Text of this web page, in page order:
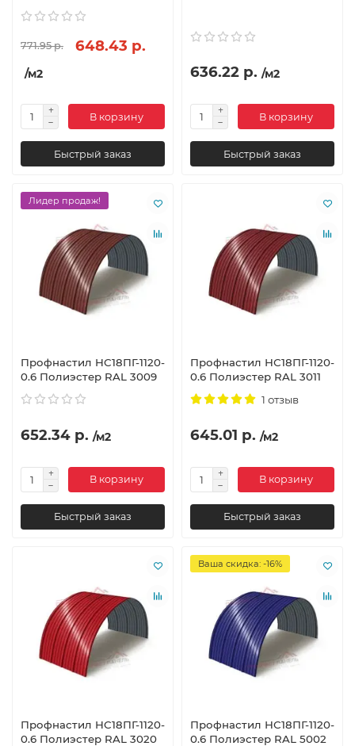
771.95 р. 648.43 р.
/м2
В корзину
Быстрый заказ
636.22 р. /м2
В корзину
Быстрый заказ
Лидер продаж!
Профнастил НС18ПГ-1120-
0.6 Полиэстер RAL 3009
652.34 р. /м2
В корзину
Быстрый заказ
Профнастил НС18ПГ-1120-
0.6 Полиэстер RAL 3011
1 отзыв
645.01 р. /м2
В корзину
Быстрый заказ
Профнастил НС18ПГ-1120-
0.6 Полиэстер RAL 3020
Ваша скидка: -16%
Профнастил НС18ПГ-1120-
0.6 Полиэстер RAL 5002